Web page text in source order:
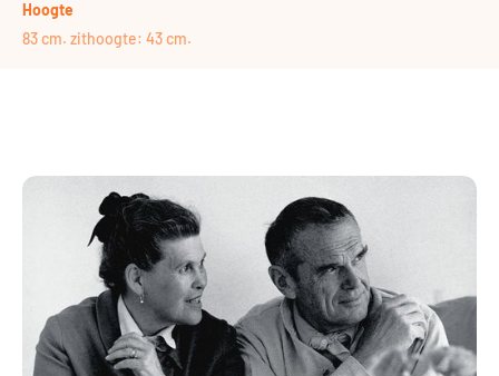
Hoogte
83 cm. zithoogte: 43 cm.